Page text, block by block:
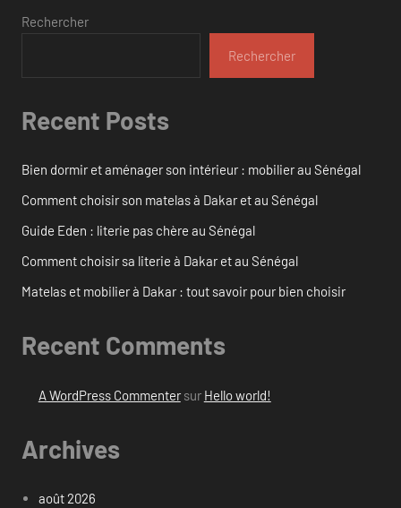
Rechercher
Rechercher
Recent Posts
Bien dormir et aménager son intérieur : mobilier au Sénégal
Comment choisir son matelas à Dakar et au Sénégal
Guide Eden : literie pas chère au Sénégal
Comment choisir sa literie à Dakar et au Sénégal
Matelas et mobilier à Dakar : tout savoir pour bien choisir
Recent Comments
A WordPress Commentersur Hello world!
Archives
août 2026